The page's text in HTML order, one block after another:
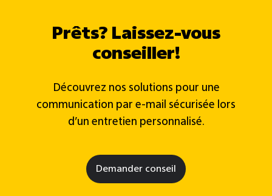
Prêts? Laissez-vous
conseiller!
Découvrez nos solutions pour une
communication par e-mail sécurisée lors
d’un entretien personnalisé.
Demander conseil